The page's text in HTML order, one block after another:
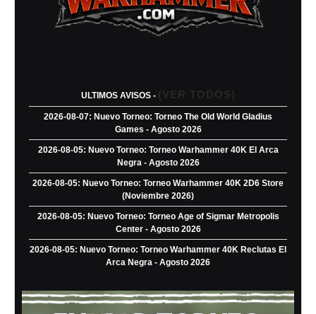
ULTIMOS AVISOS - (VER TODOS)
2026-08-07: Nuevo Torneo: Torneo The Old World Gladius
Games - Agosto 2026
2026-08-05: Nuevo Torneo: Torneo Warhammer 40K El Arca
Negra - Agosto 2026
2026-08-05: Nuevo Torneo: Torneo Warhammer 40K 2D6 Store
(Noviembre 2026)
2026-08-05: Nuevo Torneo: Torneo Age of Sigmar Metropolis
Center - Agosto 2026
2026-08-05: Nuevo Torneo: Torneo Warhammer 40K Reclutas El
Arca Negra - Agosto 2026